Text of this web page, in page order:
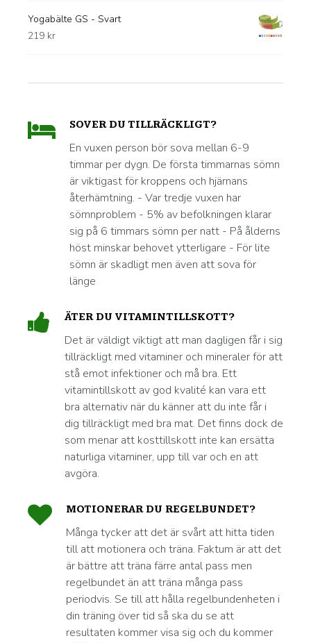
Yogabälte GS - Svart
219 kr
SOVER DU TILLRÄCKLIGT?
En vuxen person bör sova mellan 6-9
timmar per dygn. De första timmarnas sömn
är viktigast för kroppens och hjärnans
återhämtning. - Var tredje vuxen har
sömnproblem - 5% av befolkningen klarar
sig på 6 timmars sömn per natt - På ålderns
höst minskar behovet ytterligare - För lite
sömn är skadligt men även att sova för
länge
ÄTER DU VITAMINTILLSKOTT?
Det är väldigt viktigt att man dagligen får i sig
tillräckligt med vitaminer och mineraler för att
stå emot infektioner och må bra. Ett
vitamintillskott av god kvalité kan vara ett
bra alternativ när du känner att du inte får i
dig tillräckligt med bra mat. Det finns dock de
som menar att kosttillskott inte kan ersätta
naturliga vitaminer, upp till var och en att
avgöra.
MOTIONERAR DU REGELBUNDET?
Många tycker att det är svårt att hitta tiden
till att motionera och träna. Faktum är att det
är bättre att träna färre antal pass men
regelbundet än att träna många pass
periodvis. Se till att hålla regelbundenheten i
din träning över tid så ska du se att
resultaten kommer visa sig och du kommer